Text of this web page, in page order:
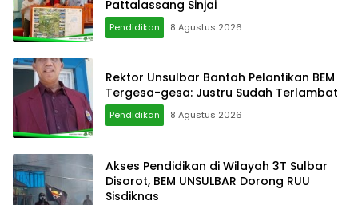
Pattalassang Sinjai
Pendidikan 8 Agustus 2026
Rektor Unsulbar Bantah Pelantikan BEM
Tergesa-gesa: Justru Sudah Terlambat
Pendidikan 8 Agustus 2026
Akses Pendidikan di Wilayah 3T Sulbar
Disorot, BEM UNSULBAR Dorong RUU
Sisdiknas